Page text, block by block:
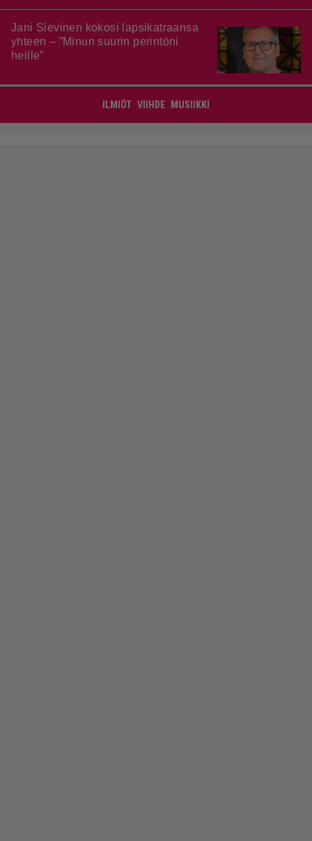
Jani Sievinen kokosi lapsikatraansa
yhteen – ”Minun suurin perintöni
heille”
ILMIÖT VIIHDE MUSIIKKI